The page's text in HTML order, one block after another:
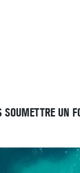
SOUMETTRE UN
POUR